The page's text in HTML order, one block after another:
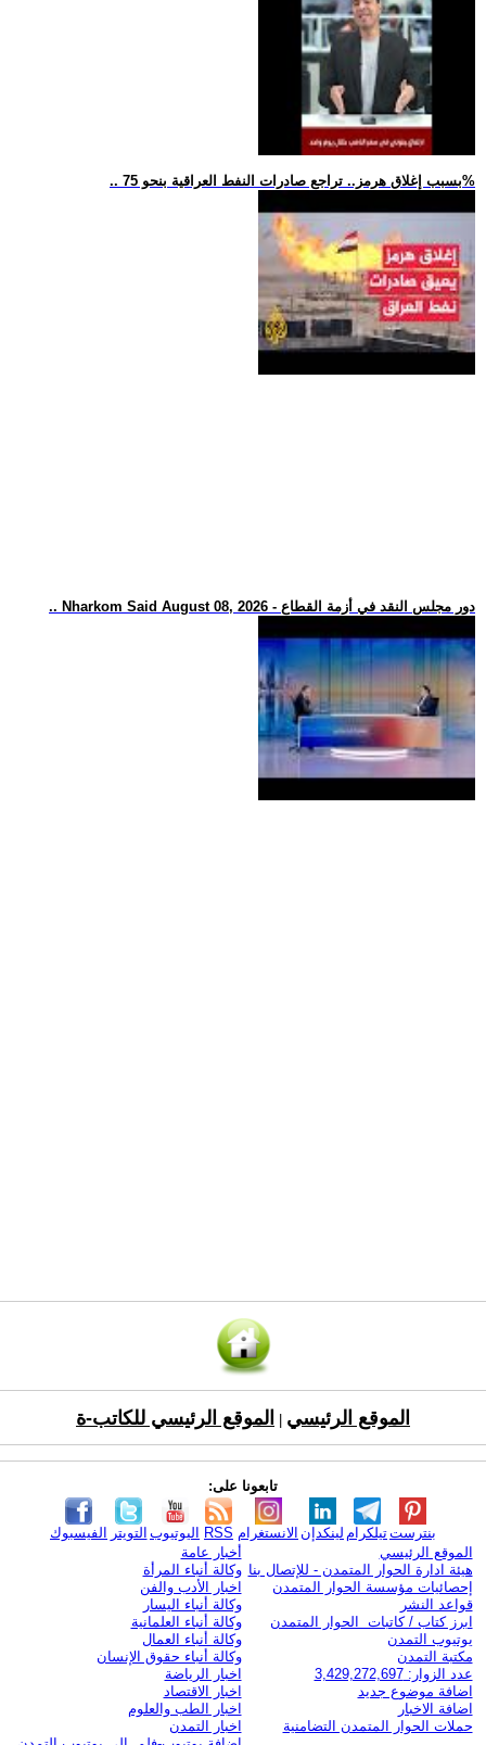
.. بسبب إغلاق هرمز.. تراجع صادرات النفط العراقية بنحو 75%
.. Nharkom Said August 08, 2026 - دور مجلس النقد في أزمة القطاع
الموقع الرئيسي الموقع الرئيسي للكاتب-ة
تابعونا على:
الفيسبوك التويتر اليوتيوب RSS الانستغرام لينكدإن تيلكرامبنترست
الموقع الرئيسي
هيئة ادارة الحوار المتمدن - للإتصال بنا
إحصائيات مؤسسة الحوار المتمدن
قواعد النشر
ابرز كتاب / كاتبات الحوار المتمدن
يوتيوب التمدن
مكتبة التمدن
عدد الزوار: 3,429,272,697
اضافة موضوع جديد
اضافة الاخبار
حملات الحوار المتمدن التضامنية
أخبار عامة
وكالة أنباء المرأة
اخبار الأدب والفن
وكالة أنباء اليسار
وكالة أنباء العلمانية
وكالة أنباء العمال
وكالة أنباء حقوق الإنسان
اخبار الرياضة
اخبار الاقتصاد
اخبار الطب والعلوم
اخبار التمدن